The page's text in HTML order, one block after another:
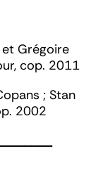
et Grégoire
cop. 2011
; Stan
2002